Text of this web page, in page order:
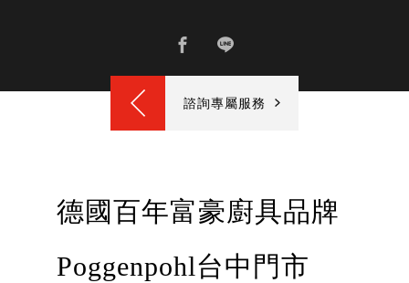
諮詢專屬服務
德國百年富豪廚具品牌
Poggenpohl台中門市